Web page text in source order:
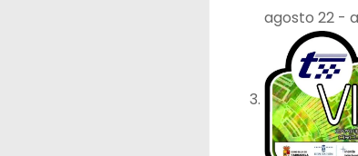
agosto 22 -